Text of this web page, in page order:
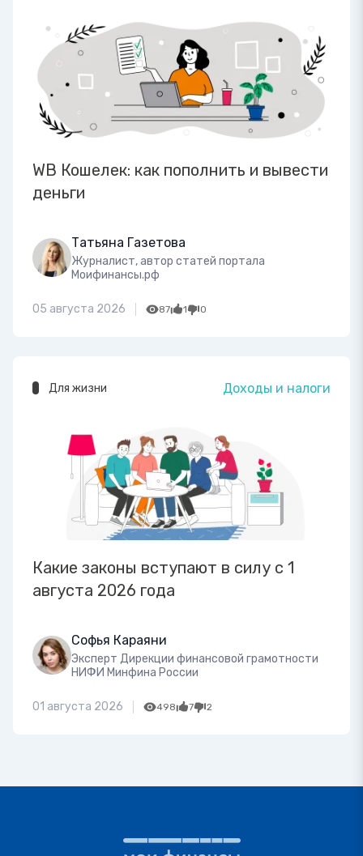
WB Кошелек: как пополнить и вывести
деньги
Татьяна Газетова
Журналист, автор статей портала
Моифинансы.рф
05 августа 2026 87 1 0
Для жизни Доходы и налоги
Какие законы вступают в силу с 1
августа 2026 года
Софья Караяни
Эксперт Дирекции финансовой грамотности
НИФИ Минфина России
01 августа 2026 498 7 2